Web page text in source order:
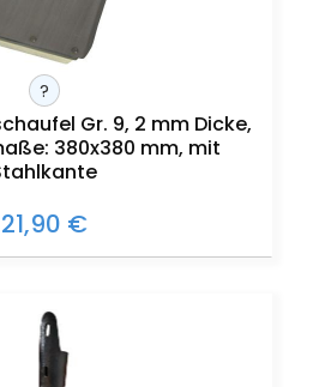
?
Gr. 9, 2 mm Dicke,
380x380 mm, mit
21,90 €